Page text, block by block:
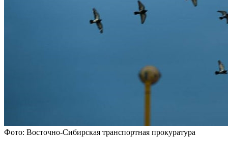
Фото: Восточно-Сибирская транспортная прокуратура